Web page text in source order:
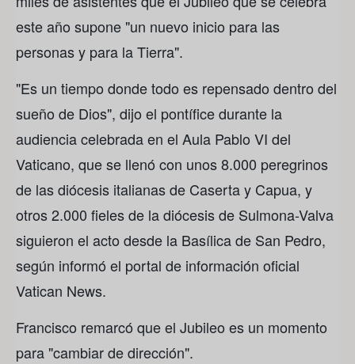
este año supone "un nuevo inicio para las
personas y para la Tierra".
"Es un tiempo donde todo es repensado dentro del
sueño de Dios", dijo el pontífice durante la
audiencia celebrada en el Aula Pablo VI del
Vaticano, que se llenó con unos 8.000 peregrinos
de las diócesis italianas de Caserta y Capua, y
otros 2.000 fieles de la diócesis de Sulmona-Valva
siguieron el acto desde la Basílica de San Pedro,
según informó el portal de información oficial
Vatican News.
Francisco remarcó que el Jubileo es un momento
para "cambiar de dirección".